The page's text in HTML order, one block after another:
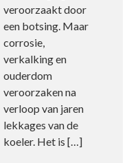
veroorzaakt door
een botsing. Maar
corrosie,
verkalking en
ouderdom
veroorzaken na
verloop van jaren
lekkages van de
koeler. Het is[…]